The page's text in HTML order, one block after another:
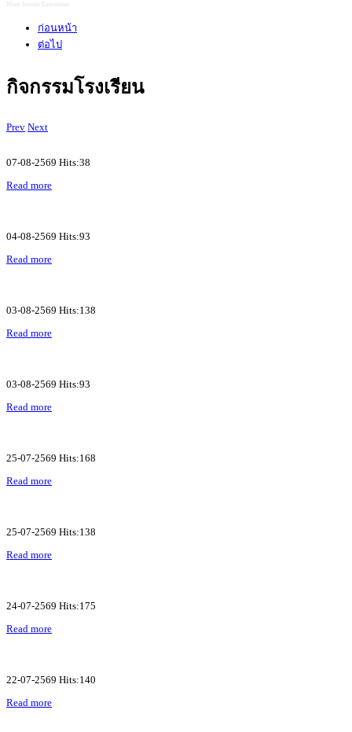
More Joomla Extensions
ก่อนหน้า
ต่อไป
กิจกรรมโรงเรียน
Prev Next
07-08-2569 Hits:38
Read more
04-08-2569 Hits:93
Read more
03-08-2569 Hits:138
Read more
03-08-2569 Hits:93
Read more
25-07-2569 Hits:168
Read more
25-07-2569 Hits:138
Read more
24-07-2569 Hits:175
Read more
22-07-2569 Hits:140
Read more